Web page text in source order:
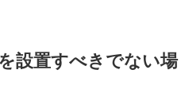
設置すべきでない場